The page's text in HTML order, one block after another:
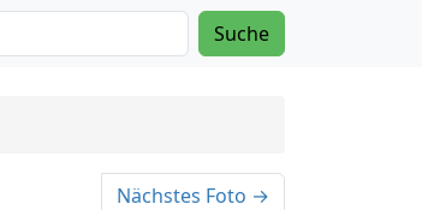
Suche
Nächstes Foto →